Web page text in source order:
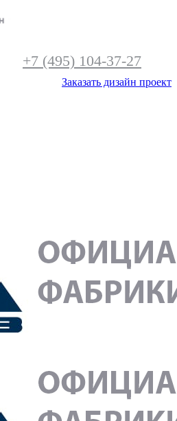
+7 (495) 104-37-27
Заказать дизайн проект